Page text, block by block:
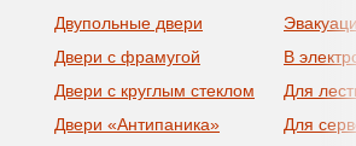
Двупольные двери
Двери с фрамугой
Двери с круглым стеклом
Двери «Антипаника»
В
Для
Для